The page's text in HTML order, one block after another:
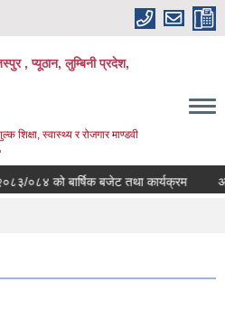
, प्यूठान, लुम्बिनी प्रदेश,
शिक्षा, स्वास्थ्य र रोजगार माण्डवी
बार्षिक बजेट तथा कार्यक्रम आ.व